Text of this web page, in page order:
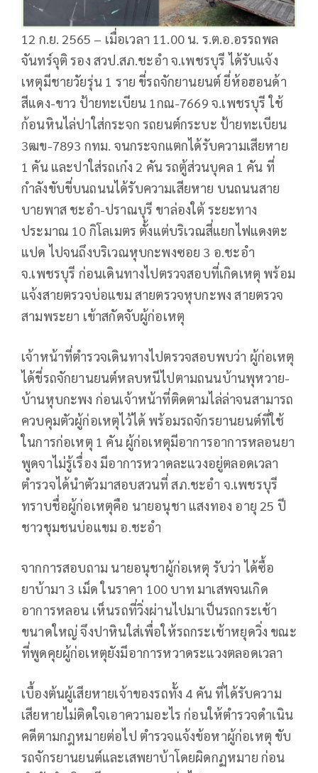
12 ก.ย. 2565 – เมื่อเวลา 11.00 น. ร.ต.อ.อรรถพล
จันทร์จุติ รอง สวป.สภ.ชะอำ จ.เพชรบุรี ได้รับแจ้ง
เหตุมีชายวัยรุ่น 1 ราย ขี่รถจักยานยนต์ ยี่ห้อฮอนด้า
สีแดง-ขาว ป้ายทะเบียน 1กณ-7669 จ.เพชรบุรี ใช้
ก้อนหินไล่ปาใส่กระจก รถยนต์กระบะ ป้ายทะเบียน
3ฒข-7893 กทม. จนกระจกแตกได้รับความเสียหาย
1 คัน และปาใส่รถเก๋ง 2 คัน รถตู้ส่วนบุคล 1 คัน ที่
กำลังขับขี่บนถนนได้รับความเสียหาย บนถนนสาย
บายพาส ชะอำ-ปราณบุรี ขาล่องใต้ ระยะทาง
ประมาณ 10 กิโลเมตร ตั้งแต่บริเวณสี่แยกไฟแดงตะ
แปด ไปจนถึงบริเวณหุบกะพงซอย 3 อ.ชะอำ
จ.เพชรบุรี ก่อนเดินทางไปตรวจสอบที่เกิดเหตุ พร้อม
แจ้งสายตรวจบ่อแขม สายตรวจหุบกะพง สายตรวจ
สามพระยา เข้าสกัดจับผู้ก่อเหตุ
เจ้าหน้าที่ตำรวจเดินทางไปตรวจสอบพบว่า ผู้ก่อเหตุ
ได้ขี่รถจักยานยนต์หลบหนีไปตามถนนบ้านพุหวาย-
บ้านหุบกะพง ก่อนเจ้าหน้าที่ติดตามไล่ล่าจนสามารถ
ควบคุมตัวผู้ก่อเหตุไว้ได้ พร้อมรถจักรยานยนต์ที่ใช้
ในการก่อเหตุ 1 คัน ผู้ก่อเหตุมีอาการอาการหลอนยา
พูดจาไม่รู้เรื่อง มีอาการหวาดละแวงอยู่ตลอดเวลา
ตำรวจได้นำตัวมาสอบสวนที่ สภ.ชะอำ จ.เพชรบุรี
ทราบชื่อผู้ก่อเหตุคือ นายอนุชา แสงทอง อายุ 25 ปี
ชาวชุมชนบ่อแขม อ.ชะอำ
จากการสอบถาม นายอนุชาผู้ก่อเหตุ รับว่า ได้ซื้อ
ยาบ้ามา 3 เม็ด ในราคา 100 บาท มาเสพจนเกิด
อาการหลอน เห็นรถที่วิ่งผ่านไปมาเป็นรถกระเช้า
ขนาดใหญ่ จึงปาหินใส่เพื่อให้รถกระเช้าหยุดวิ่ง ขณะ
ที่พูดคุยผู้ก่อเหตุยังมีอาการหวาดระแวงตลอดเวลา
เบื้องต้นผู้เสียหายเจ้าของรถทั้ง 4 คัน ที่ได้รับความ
เสียหายไม่ติดใจเอาความอะไร ก่อนให้ตำรวจดำเนิน
คดีตามกฎหมายต่อไป ตำรวจแจ้งข้อหาผู้ก่อเหตุ ขับ
รถจักรยานยนต์และเสพยาบ้าโดยผิดกฏหมาย ก่อน